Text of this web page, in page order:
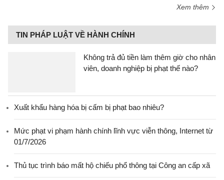
Xem thêm
TIN PHÁP LUẬT VỀ HÀNH CHÍNH
Không trả đủ tiền làm thêm giờ cho nhân
viên, doanh nghiệp bị phạt thế nào?
Xuất khẩu hàng hóa bị cấm bị phạt bao nhiêu?
Mức phạt vi phạm hành chính lĩnh vực viễn thông, Internet từ
01/7/2026
Thủ tục trình báo mất hộ chiếu phổ thông tại Công an cấp xã